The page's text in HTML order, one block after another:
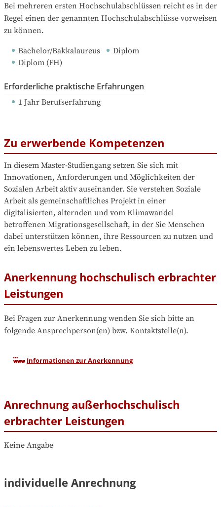
Bei mehreren ersten Hochschulabschlüssen reicht es in der
Regel einen der genannten Hochschulabschlüsse vorweisen
zu können.
Bachelor/Bakkalaureus
Diplom
Diplom (FH)
Erforderliche praktische Erfahrungen
1 Jahr Berufserfahrung
Zu erwerbende Kompetenzen
In diesem Master-Studiengang setzen Sie sich mit
Innovationen, Anforderungen und Möglichkeiten der
Sozialen Arbeit aktiv auseinander. Sie verstehen Soziale
Arbeit als gemeinschaftliches Projekt in einer
digitalisierten, alternden und vom Klimawandel
betroffenen Migrationsgesellschaft, in der Sie Menschen
dabei unterstützen können, ihre Ressourcen zu nutzen und
ein lebenswertes Leben zu leben.
Anerkennung hochschulisch erbrachter
Leistungen
Bei Fragen zur Anerkennung wenden Sie sich bitte an
folgende Ansprechperson(en) bzw. Kontaktstelle(n).
Informationen zur Anerkennung
Anrechnung außerhochschulisch
erbrachter Leistungen
Keine Angabe
individuelle Anrechnung